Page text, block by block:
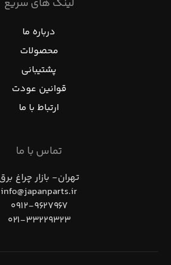
لینک های سریع
درباره ما
محصولات
پشتیبانی
قوانین عودت
ارتباط با ما
تماس با ما
تهران- بازار چراغ
info@japanparts.ir
۰۹۱۲-۹۶۲۷۹۶۷
۰۲۱-۳۳۲۲۹۳۲۳